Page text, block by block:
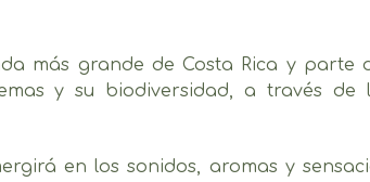
más grande de Costa Rica y parte
y su biodiversidad, a través de
en los sonidos, aromas y